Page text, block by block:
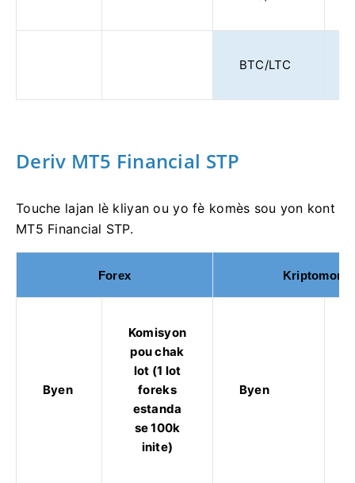
BTC/LTC
Deriv MT5 Financial STP
Touche lajan lè kliyan ou yo fè komès sou yon kont
MT5 Financial STP.
Forex
Byen
Komisyon
pou chak
lot (1 lot
foreks
estanda
se 100k
inite)
Byen